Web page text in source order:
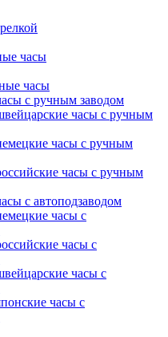
часы
часы
с ручным заводом
часы с ручным
часы с ручным
часы с ручным
с автоподзаводом
часы с
часы с
часы с
часы с